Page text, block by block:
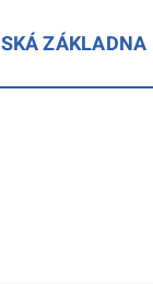
ZÁKLADNA